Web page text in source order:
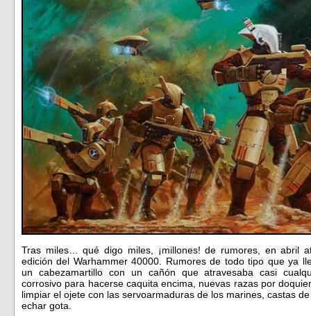
Tras miles… qué digo miles, ¡millones! de rumores, en abril
edición del Warhammer 40000. Rumores de todo tipo que ya
un cabezamartillo con un cañón que atravesaba casi
corrosivo para hacerse caquita encima, nuevas razas por
limpiar el ojete con las servoarmaduras de los marines, castas
echar gota.